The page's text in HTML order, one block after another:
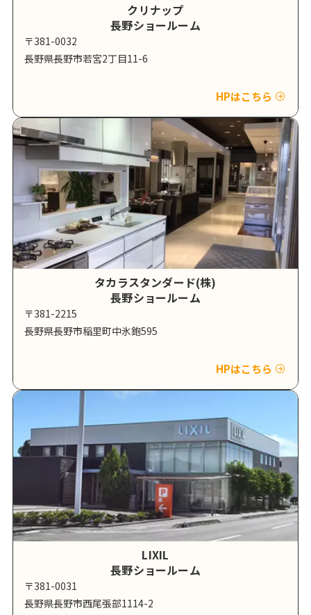
クリナップ
長野ショールーム
〒381-0032
長野県長野市若宮2丁目11-6
HPはこちら
タカラスタンダード(株)
長野ショールーム
〒381-2215
長野県長野市稲里町中氷鉋595
HPはこちら
LIXIL
長野ショールーム
〒381-0031
長野県長野市西尾張部1114-2